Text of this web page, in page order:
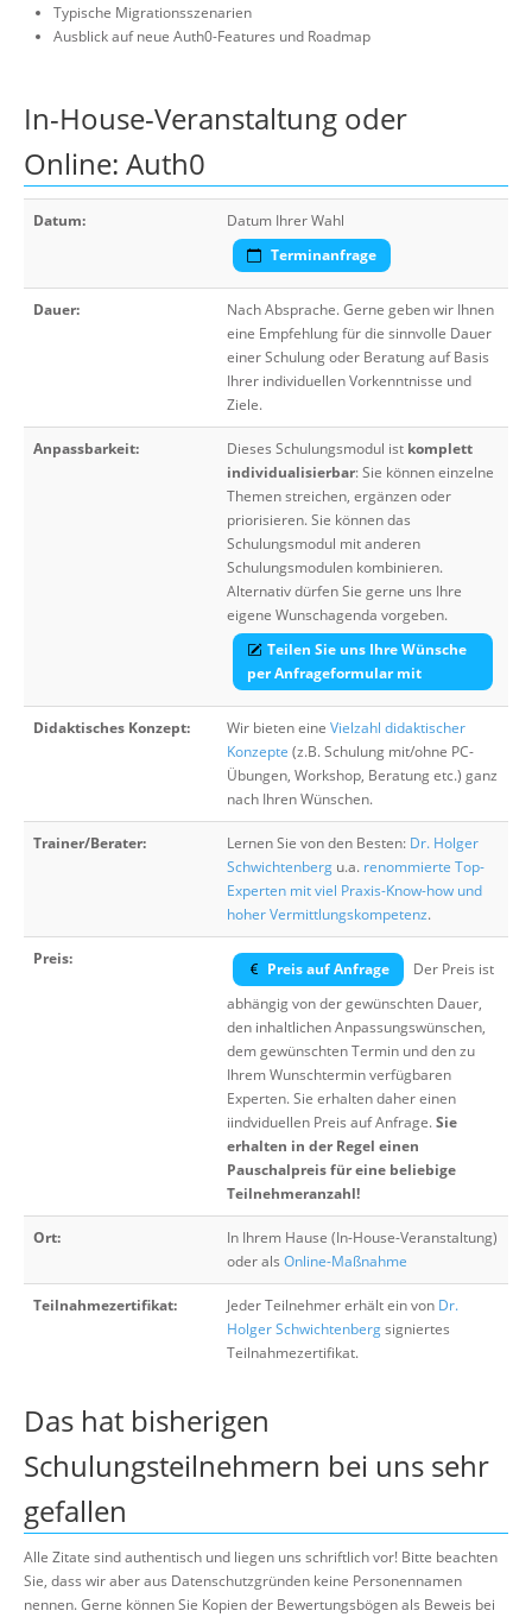
Typische Migrationsszenarien
Ausblick auf neue Auth0-Features und Roadmap
In-House-Veranstaltung oder
Online: Auth0
Datum:
Datum Ihrer Wahl
Terminanfrage
Dauer:
Nach Absprache. Gerne geben wir Ihnen
eine Empfehlung für die sinnvolle Dauer
einer Schulung oder Beratung auf Basis
Ihrer individuellen Vorkenntnisse und
Ziele.
Anpassbarkeit: Dieses Schulungsmodul ist komplett
individualisierbar: Sie können einzelne
Themen streichen, ergänzen oder
priorisieren. Sie können das
Schulungsmodul mit anderen
Schulungsmodulen kombinieren.
Alternativ dürfen Sie gerne uns Ihre
eigene Wunschagenda vorgeben.
Teilen Sie uns Ihre Wünsche
per Anfrageformular mit
Didaktisches Konzept: Wir bieten eine Vielzahl didaktischer
Konzepte (z.B. Schulung mit/ohne PC-
Übungen, Workshop, Beratung etc.) ganz
nach Ihren Wünschen.
Trainer/Berater: Lernen Sie von den Besten: Dr. Holger
Schwichtenberg u.a. renommierte Top-
Experten mit viel Praxis-Know-how und
hoher Vermittlungskompetenz.
Preis:
Preis auf Anfrage
Der Preis ist
abhängig von der gewünschten Dauer,
den inhaltlichen Anpassungswünschen,
dem gewünschten Termin und den zu
Ihrem Wunschtermin verfügbaren
Experten. Sie erhalten daher einen
iindviduellen Preis auf Anfrage.Sie
erhalten in der Regel einen
Pauschalpreis für eine beliebige
Teilnehmeranzahl!
Ort:
In Ihrem Hause (In-House-Veranstaltung)
oder als Online-Maßnahme
Teilnahmezertifikat: Jeder Teilnehmer erhält ein von Dr.
Holger Schwichtenbergsigniertes
Teilnahmezertifikat.
Das hat bisherigen
Schulungsteilnehmern bei uns sehr
gefallen
Alle Zitate sind authentisch und liegen uns schriftlich vor! Bitte beachten
Sie, dass wir aber aus Datenschutzgründen keine Personennamen
nennen. Gerne können Sie Kopien der Bewertungsbögen als Beweis bei